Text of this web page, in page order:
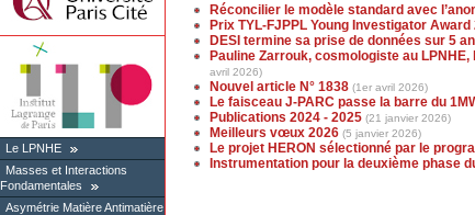
Le LPNHE
Masses et Interactions
Fondamentales
Asymétrie Matière Antimatière
Réconcilier le modèle standard avec
Prix TYL-FJPPL Young Investigator Award
DESI termine sa prise de données sur 5
Pauline Zarrouk, cosmologiste au
avril 2026)
Nouvel article N° 1838 (1er avril 2026)
Le faisceau J-PARC passe la barre du
Publications 2024 - 2025 (21 janvier 2026)
Meilleurs vœux 2026 (5 janvier 2026)
Le projet HERON sélectionné par le
Instrumentation pour la deuxième phase